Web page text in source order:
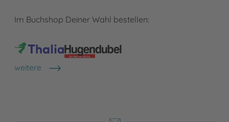
Im Buchshop Deiner Wahl bestellen:
weitere
Shops anzeigen